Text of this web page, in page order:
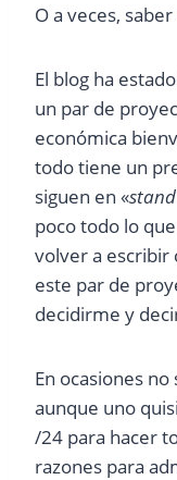
O a veces,
El blog ha
un par de
económica
todo tiene un
siguen en «
poco todo lo
volver a escribir
este par de
decidirme y
En ocasiones
aunque uno
/24 para hacer
razones para